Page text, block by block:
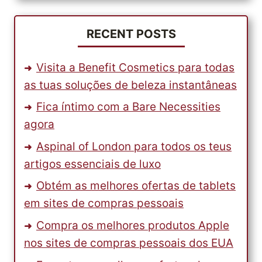
ENCOMENDAS
FIÁVEL
E
DE
CONFIANÇA?
RECENT POSTS
Visita a Benefit Cosmetics para todas
as tuas soluções de beleza instantâneas
Fica íntimo com a Bare Necessities
agora
Aspinal of London para todos os teus
artigos essenciais de luxo
Obtém as melhores ofertas de tablets
em sites de compras pessoais
Compra os melhores produtos Apple
nos sites de compras pessoais dos EUA